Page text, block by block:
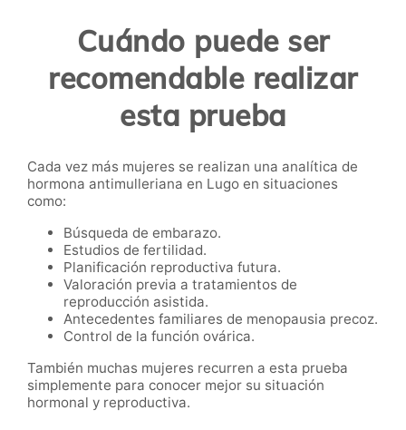
Cuándo puede ser
recomendable realizar
esta prueba
Cada vez más mujeres se realizan una analítica de
hormona antimulleriana en Lugo en situaciones
como:
Búsqueda de embarazo.
Estudios de fertilidad.
Planificación reproductiva futura.
Valoración previa a tratamientos de
reproducción asistida.
Antecedentes familiares de menopausia precoz.
Control de la función ovárica.
También muchas mujeres recurren a esta prueba
simplemente para conocer mejor su situación
hormonal y reproductiva.